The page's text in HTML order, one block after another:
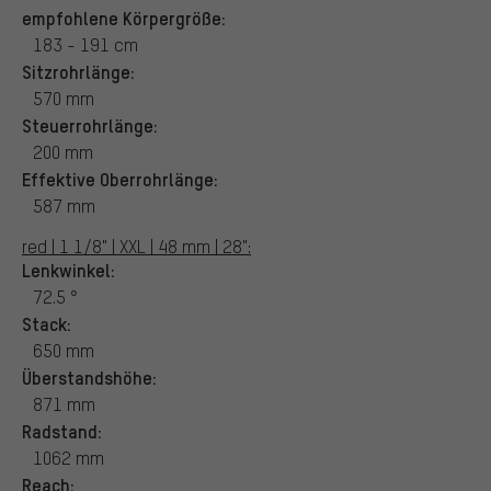
empfohlene Körpergröße:
183 - 191 cm
Sitzrohrlänge:
570 mm
Steuerrohrlänge:
200 mm
Effektive Oberrohrlänge:
587 mm
red | 1 1/8" | XXL | 48 mm | 28":
Lenkwinkel:
72.5 °
Stack:
650 mm
Überstandshöhe:
871 mm
Radstand:
1062 mm
Reach: